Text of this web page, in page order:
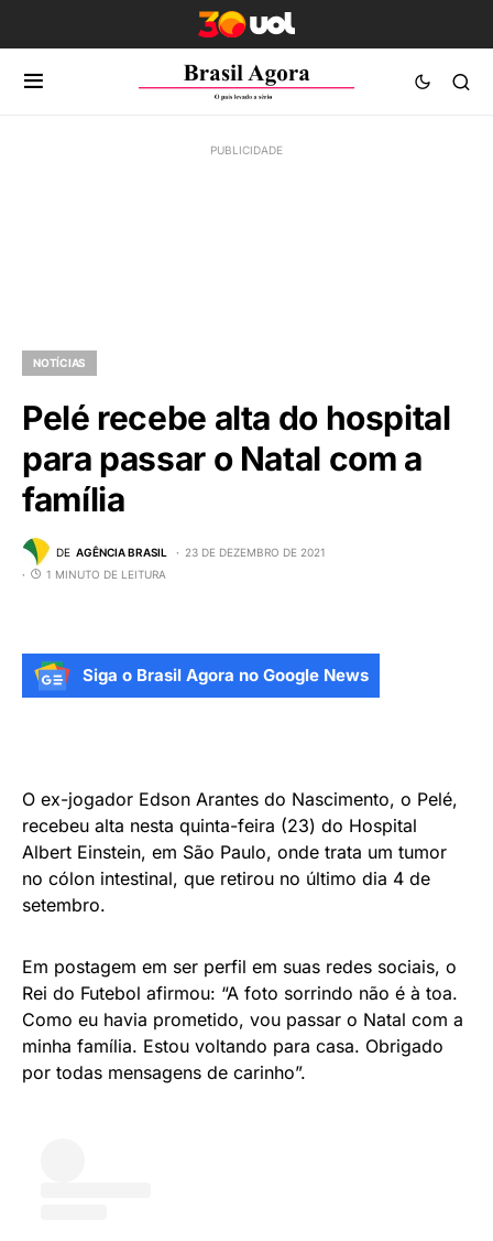
NOTÍCIAS
Pelé recebe alta do hospital
para passar o Natal com a
família
DE AGÊNCIA BRASIL
23 DE DEZEMBRO DE 2021
1 MINUTO DE LEITURA
Siga o Brasil Agora no Google News
O ex-jogador Edson Arantes do Nascimento, o Pelé,
recebeu alta nesta quinta-feira (23) do Hospital
Albert Einstein, em São Paulo, onde trata um tumor
no cólon intestinal, que retirou no último dia 4 de
setembro.
Em postagem em ser perfil em suas redes sociais, o
Rei do Futebol afirmou: “A foto sorrindo não é à toa.
Como eu havia prometido, vou passar o Natal com a
minha família. Estou voltando para casa. Obrigado
por todas mensagens de carinho”.